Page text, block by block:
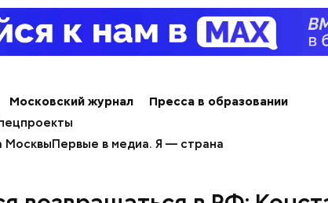
Московский журнал
Пресса в образовании
МосквыПервые в медиа. Я — страна